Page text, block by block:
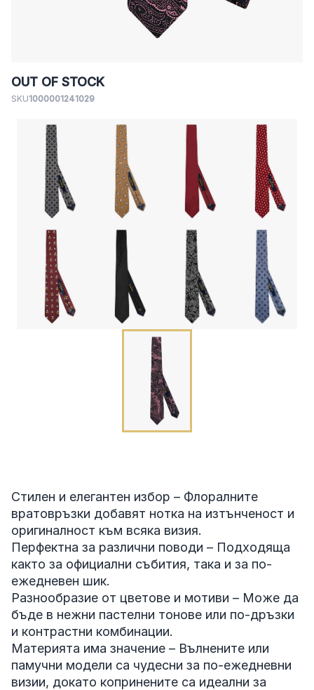
OUT OF STOCK
SKU1000001241029
Стилен и елегантен избор – Флоралните
вратовръзки добавят нотка на изтънченост и
оригиналност към всяка визия.
Перфектна за различни поводи – Подходяща
както за официални събития, така и за по-
ежедневен шик.
Разнообразие от цветове и мотиви – Може да
бъде в нежни пастелни тонове или по-дръзки
и контрастни комбинации.
Материята има значение – Вълнените или
памучни модели са чудесни за по-ежедневни
визии, докато копринените са идеални за